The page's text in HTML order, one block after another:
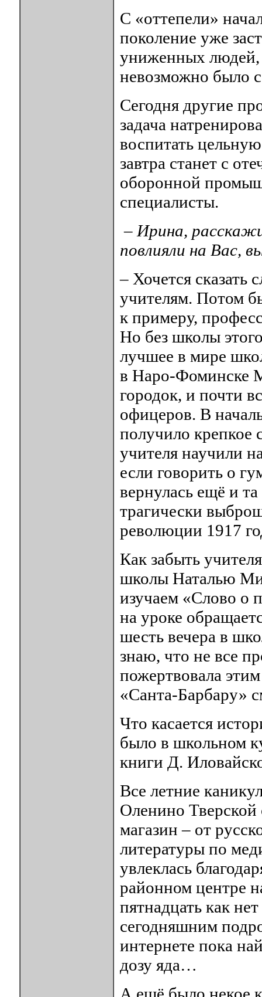
С «оттепели»
поколение уже
униженных людей,
невозможно было
Сегодня другие
задача
воспитать
завтра станет с
оборонной
специалисты.
– Ирина,
повлияли на Вас,
– Хочется сказать
учителям. Потом
к примеру,
Но без школы
лучшее в мире
в Наро-Фоминске
городок, и почти
офицеров. В
получило крепкое
учителя научили
если говорить о
вернулась ещё и та
трагически
революции 1917
Как забыть
школы Наталью
изучаем «Слово о
на уроке
шесть вечера в
знаю, что не все
пожертвовала
«Санта-Барбару»
Что касается
было в школьном
книги Д.
Все летние
Оленино
магазин – от
литературы по
увлеклась
районном центре
пятнадцать как
сегодняшним
интернете пока
дозу яда…